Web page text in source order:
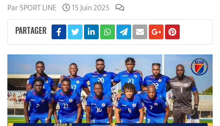
Par SPORT LINE 15 Juin 2025
PARTAGER